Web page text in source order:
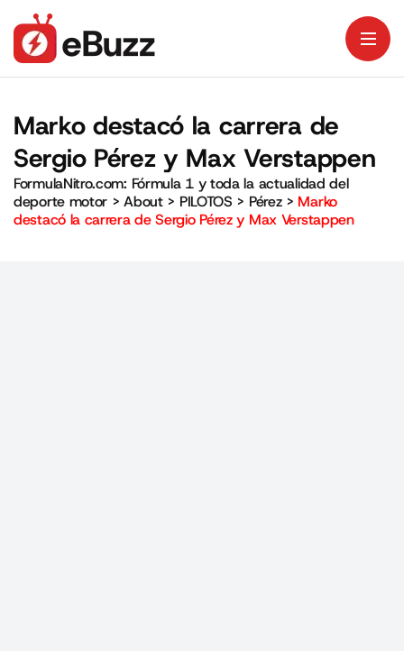
Marko destacó la carrera de
Sergio Pérez y Max Verstappen
FormulaNitro.com: Fórmula 1 y toda la actualidad del
deporte motor >About> PILOTOS > Pérez> Marko
destacó la carrera de Sergio Pérez y Max Verstappen